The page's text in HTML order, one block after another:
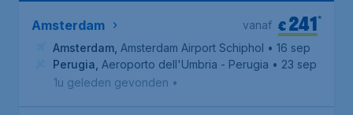
Amsterdam €241*
vanaf
Amsterdam Amsterdam Airport Schiphol • 16 sep
Perugia Aeroporto dell'Umbria - Perugia • 23 sep
1u geleden gevonden •